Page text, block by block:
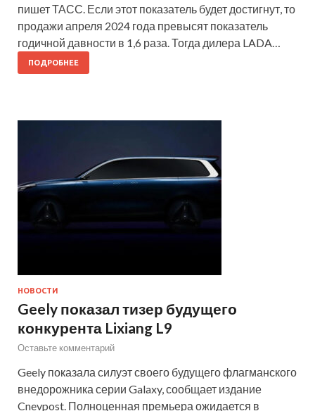
пишет ТАСС. Если этот показатель будет достигнут, то
продажи апреля 2024 года превысят показатель
годичной давности в 1,6 раза. Тогда дилера LADA…
ПОДРОБНЕЕ
НОВОСТИ
Geely показал тизер будущего
конкурента Lixiang L9
Оставьте комментарий
Geely показала силуэт своего будущего флагманского
внедорожника серии Galaxy, сообщает издание
Cnevpost. Полноценная премьера ожидается в